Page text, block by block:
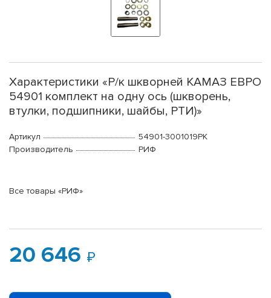
Характеристики «Р/к шкворней КАМАЗ ЕВРО
54901 комплект на одну ось (шкворень,
втулки, подшипники, шайбы, РТИ)»
Артикул
54901-3001019РК
Производитель
РИФ
Все товары «РИФ»
20 646